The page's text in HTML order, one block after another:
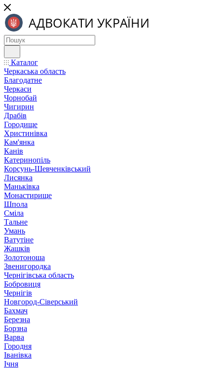
Каталог
Черкаська область
Благодатне
Черкаси
Чорнобай
Чигирин
Драбів
Городище
Христинівка
Кам'янка
Канів
Катеринопіль
Корсунь-Шевченківський
Лисянка
Маньківка
Монастирище
Шпола
Сміла
Тальне
Умань
Ватутіне
Жашків
Золотоноша
Звенигородка
Чернігівська область
Бобровиця
Чернігів
Новгород-Сіверський
Бахмач
Березна
Борзна
Варва
Городня
Іванівка
Ічня